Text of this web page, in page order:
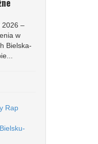
2026 –
w
Bielska-
Rap